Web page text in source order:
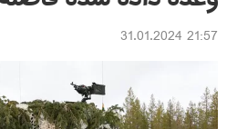
21:57 31.01.2024